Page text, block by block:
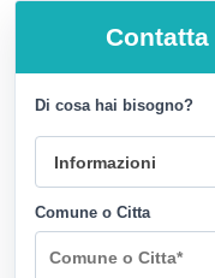
Contatta
Di cosa hai bisogno?
Comune o Citta